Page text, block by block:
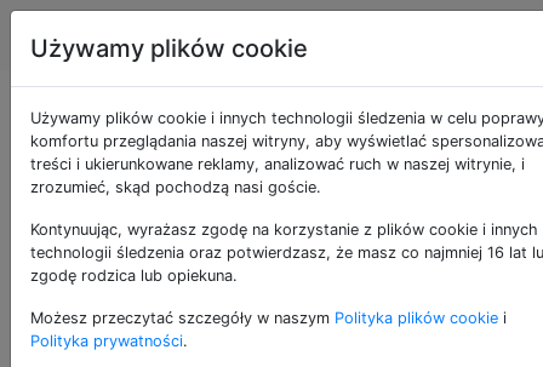
Apple Tagi
Jak przeskoczyć do
lokalizacji za pomocą
myszy na iTerm /
terminal?
Używamy plików cookie
Używamy plików cookie i innych technologii śledzenia w celu
komfortu przeglądania naszej witryny, aby wyświetlać
treści i ukierunkowane reklamy, analizować ruch w naszej witrynie, i
zrozumieć, skąd pochodzą nasi goście.
Kontynuując, wyrażasz zgodę na korzystanie z plików cookie i innych
technologii śledzenia oraz potwierdzasz, że masz co najmniej 16 lat
zgodę rodzica lub opiekuna.
Możesz przeczytać szczegóły w naszym Polityka plików cookie i
Polityka prywatności.